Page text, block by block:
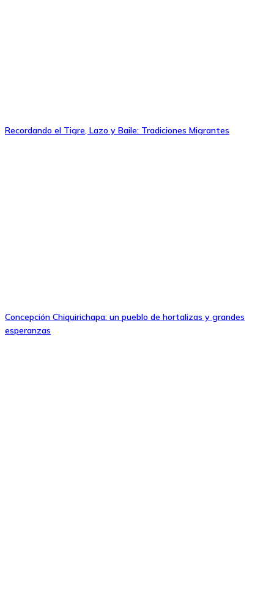
Recordando el Tigre, Lazo y Baile: Tradiciones Migrantes
Concepción Chiquirichapa: un pueblo de hortalizas y grandes
esperanzas